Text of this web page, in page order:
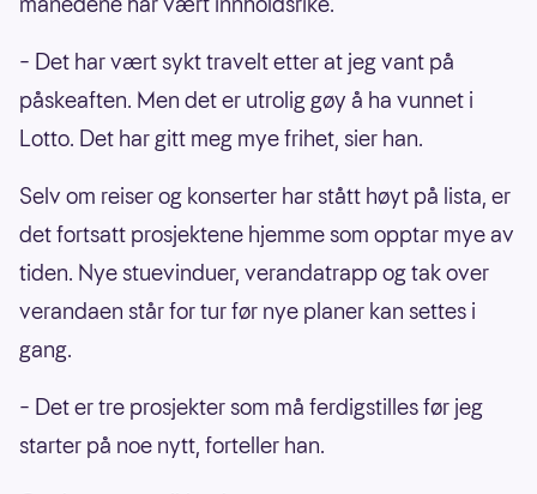
– Det har vært sykt travelt etter at jeg vant på
påskeaften. Men det er utrolig gøy å ha vunnet i
Lotto. Det har gitt meg mye frihet, sier han.
Selv om reiser og konserter har stått høyt på lista, er
det fortsatt prosjektene hjemme som opptar mye av
tiden. Nye stuevinduer, verandatrapp og tak over
verandaen står for tur før nye planer kan settes i
gang.
– Det er tre prosjekter som må ferdigstilles før jeg
starter på noe nytt, forteller han.